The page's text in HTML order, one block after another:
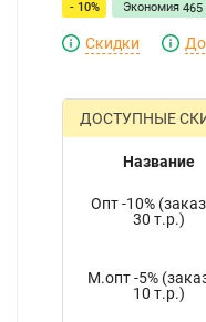
- 10% Экономия 465
Скидки
ДОСТУПНЫЕ
Название
Опт -10%
30 т.р.)
М.опт -5%
10 т.р.)